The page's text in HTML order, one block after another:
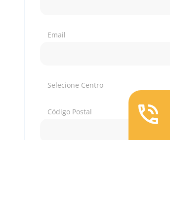
Email
Selecione Centro
Código Postal